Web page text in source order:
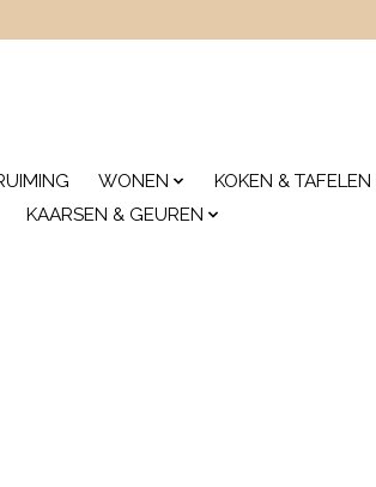
WONEN KOKEN & TAFELEN
KAARSEN & GEUREN